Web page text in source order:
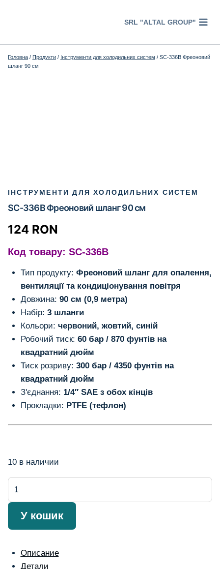
SRL "ALTAL GROUP"
Головна / Продукти / Інструменти для холодильних систем / SC-336B Фреоновий
шланг 90 см
ІНСТРУМЕНТИ ДЛЯ ХОЛОДИЛЬНИХ СИСТЕМ
SC-336B Фреоновий шланг 90 см
124 RON
Код товару: SC-336B
Тип продукту: Фреоновий шланг для опалення,
вентиляції та кондиціонування повітря
Довжина: 90 см (0,9 метра)
Набір: 3 шланги
Кольори: червоний, жовтий, синій
Робочий тиск: 60 бар / 870 фунтів на
квадратний дюйм
Тиск розриву: 300 бар / 4350 фунтів на
квадратний дюйм
З'єднання: 1/4″ SAE з обох кінців
Прокладки: PTFE (тефлон)
10 в наличии
Furtun
336B
90
У кошик
Описание
Детали